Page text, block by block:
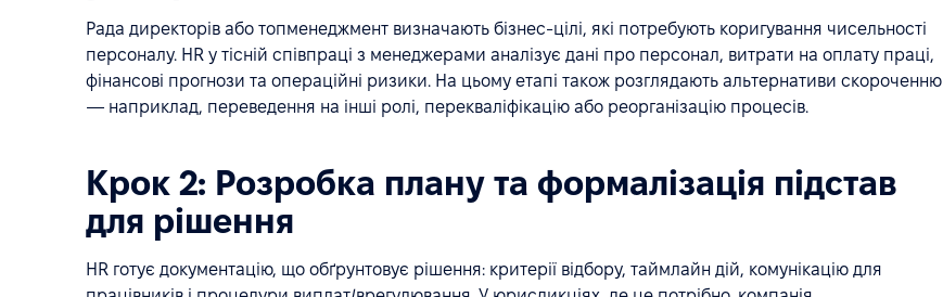
Рада директорів або топменеджмент визначають бізнес-цілі, які потребують коригування чисельності
персоналу. HR у тісній співпраці з менеджерами аналізує дані про персонал, витрати на оплату праці,
фінансові прогнози та операційні ризики. На цьому етапі також розглядають альтернативи скороченню
— наприклад, переведення на інші ролі, перекваліфікацію або реорганізацію процесів.
Крок 2: Розробка плану та формалізація підстав
для рішення
HR готує документацію, що обґрунтовує рішення: критерії відбору, таймлайн дій, комунікацію для